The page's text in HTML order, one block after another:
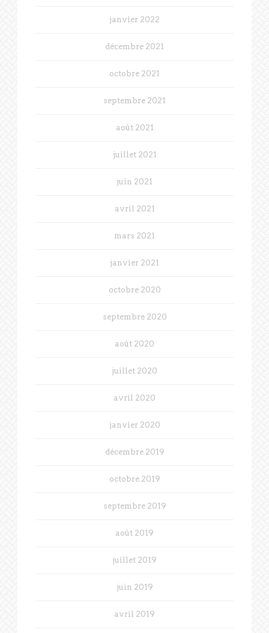
janvier 2022
décembre 2021
octobre 2021
septembre 2021
août 2021
juillet 2021
juin 2021
avril 2021
mars 2021
janvier 2021
octobre 2020
septembre 2020
août 2020
juillet 2020
avril 2020
janvier 2020
décembre 2019
octobre 2019
septembre 2019
août 2019
juillet 2019
juin 2019
avril 2019